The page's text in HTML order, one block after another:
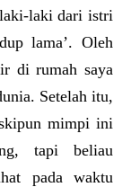
laki-laki dari istri
lama’. Oleh
di rumah saya
Setelah itu,
mimpi ini
tapi beliau
pada waktu